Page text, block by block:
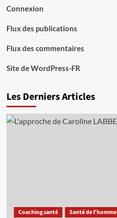
Connexion
Flux des publications
Flux des commentaires
Site de WordPress-FR
Les Derniers Articles
Coaching santé Santé de l'homme